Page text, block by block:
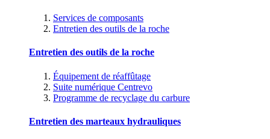
Services de composants
Entretien des outils de la roche
Entretien des outils de la roche
Équipement de réaffûtage
Suite numérique Centrevo
Programme de recyclage du carbure
Entretien des marteaux hydrauliques